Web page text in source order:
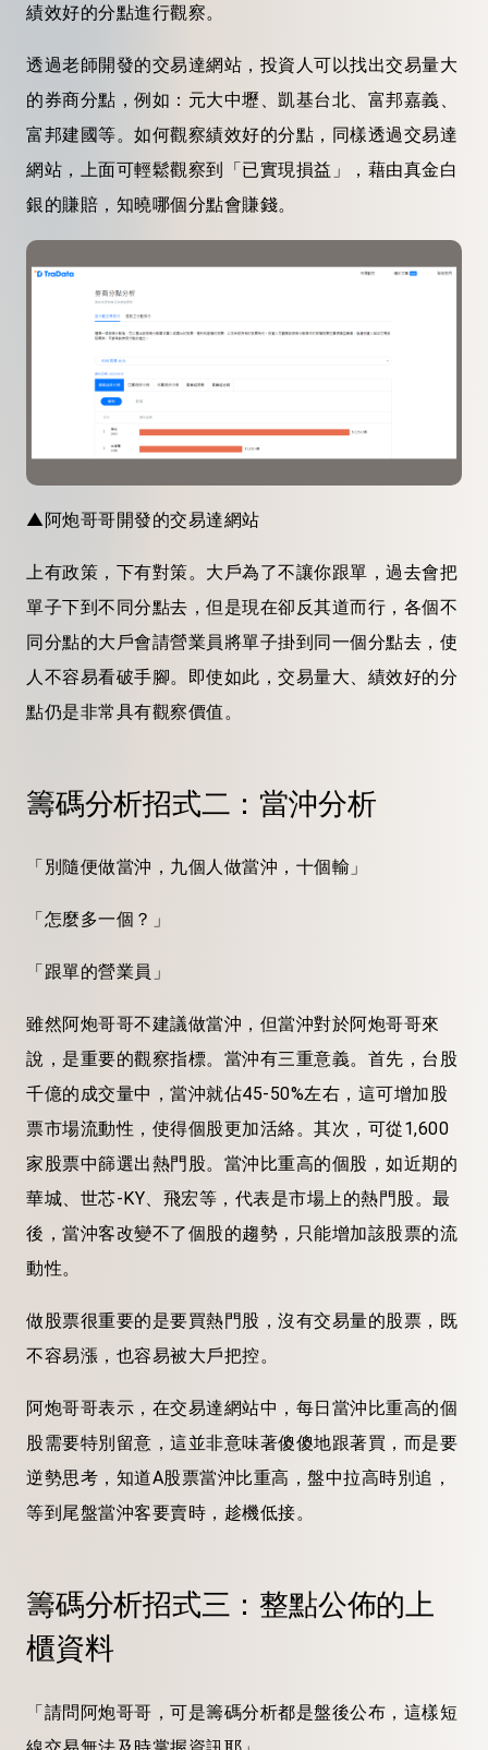
績效好的分點進行觀察。
透過老師開發的交易達網站，投資人可以找出交易量大
的券商分點 ，例如：元大中壢、凱基台北、富邦嘉義、
富邦建國等。如何觀察績效好的分點 ，同樣透過交易達
網站，上面可輕鬆觀察到「已實現損益」，藉由真金白
銀的賺賠，知曉哪個分點會賺錢。
▲阿炮哥哥開發的交易達網站
上有政策，下有對策。大戶為了不讓你跟單，過去會把
單子下到不同分點去，但是現在卻反其道而行，各個不
同分點的大戶會請營業員將單子掛到同一個分點去，使
人不容易看破手腳。即使如此， 交易量大、績效好的分
點仍是非常具有觀察價值。
籌碼分析招式二：當沖分析
「別隨便做當沖，九個人做當沖，十個輸」
「怎麼多一個？」
「跟單的營業員」
雖然阿炮哥哥不建議做當沖，但當沖對於阿炮哥哥來
說，是重要的觀察指標。當沖有三重意義。首先，台股
千億的成交量中，當沖就佔45-50%左右，這可增加股
票市場流動性，使得個股更加活絡。其次，可從1,600
家股票中篩選出熱門股。當沖比重高的個股，如近期的
華城、世芯-KY、飛宏等，代表是市場上的熱門股。最
後，當沖客改變不了個股的趨勢，只能增加該股票的流
動性。
做股票很重要的是要買熱門股，沒有交易量的股票，既
不容易漲，也容易被大戶把控。
阿炮哥哥表示，在交易達網站中，每日當沖比重高的個
股需要特別留意，這並非意味著傻傻地跟著買，而是要
逆勢思考，知道A股票當沖比重高，盤中拉高時別追，
等到尾盤當沖客要賣時，趁機低接。
籌碼分析招式三：整點公佈的上
櫃資料
「請問阿炮哥哥 ，可是籌碼分析都是盤後公布，這樣短